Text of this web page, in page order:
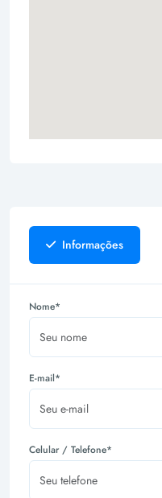
Informações
Nome*
E-mail*
Celular / Telefone*